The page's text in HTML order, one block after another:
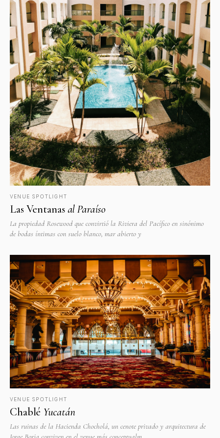
VENUE SPOTLIGHT
Las Ventanas al Paraíso
La propiedad Rosewood que convirtió la Riviera del Pacífico en sinónimo
de bodas íntimas con suelo blanco, mar abierto y
VENUE SPOTLIGHT
Chablé Yucatán
Las ruinas de la Hacienda Chocholá, un cenote privado y arquitectura de